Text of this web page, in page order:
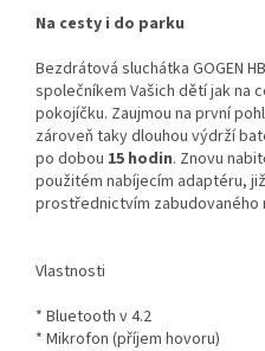
Na cesty i do parku
Bezdrátová sluchátka GOGEN
společníkem Vašich dětí jak na
pokojíčku. Zaujmou na první
zároveň taky dlouhou výdrží
po dobou 15 hodin. Znovu
použitém nabíjecím adaptéru,
prostřednictvím zabudovaného
Vlastnosti
* Bluetooth v 4.2
* Mikrofon (příjem hovoru)